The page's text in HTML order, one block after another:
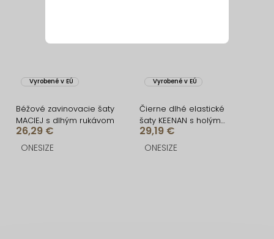
Vyrobené v EÚ
Béžové zavinovacie šaty
MACIEJ s dlhým rukávom
26,29 €
ONESIZE
Vyrobené v EÚ
Čierne dlhé elastické
šaty KEENAN s holým
chrbtom
29,19 €
ONESIZE